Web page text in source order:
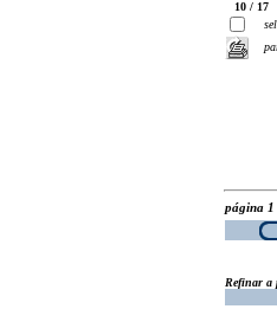
10 / 17
página 1
Refinar a